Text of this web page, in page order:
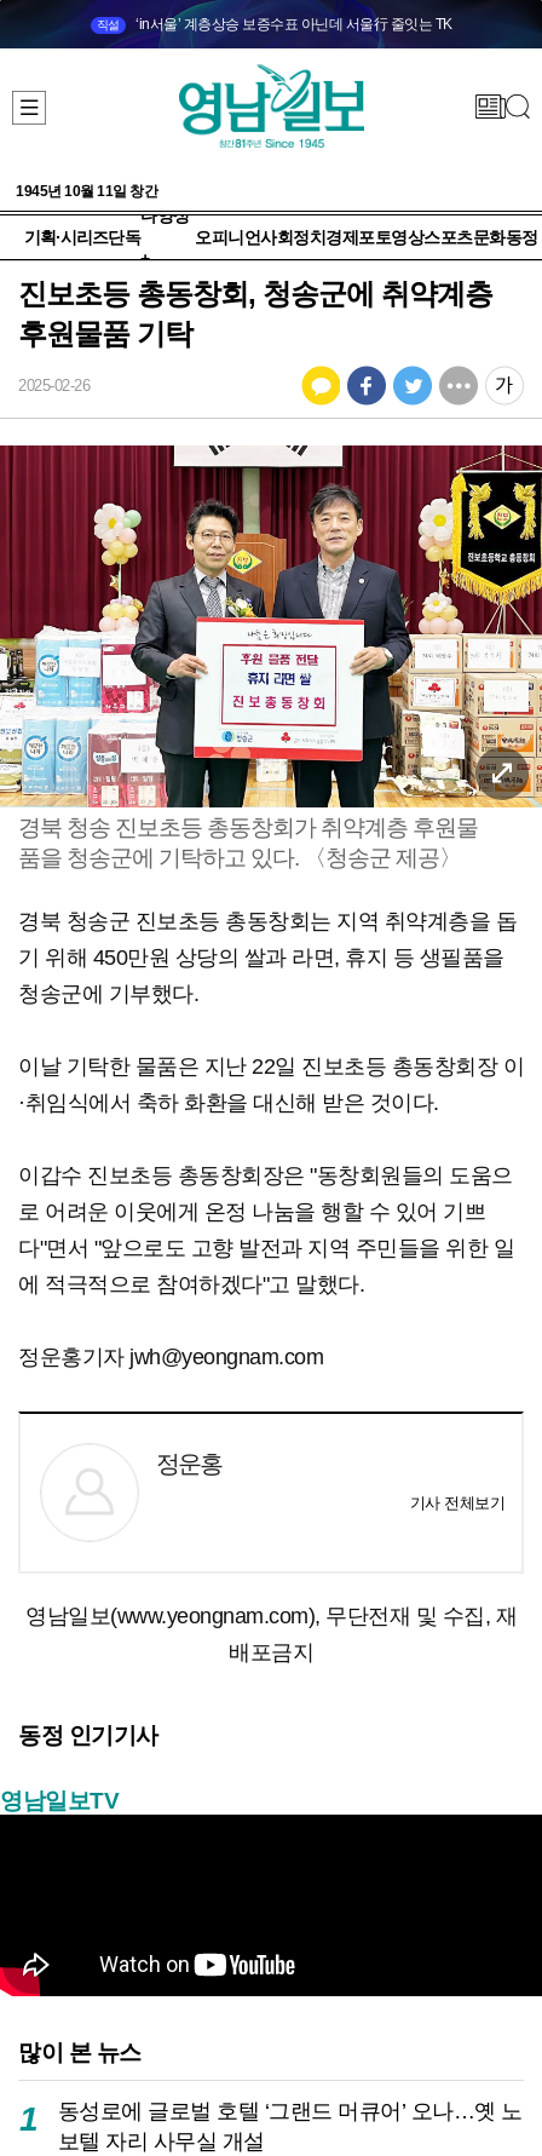
직설 ‘in서울’ 계층상승 보증수표 아닌데 서울行 줄잇는 TK
1945년 10월 11일 창간
기획·시리즈단독
다양성
+
오피니언사회정치 경제 포토영상스포츠문화동정
진보초등 총동창회, 청송군에 취약계층
후원물품 기탁
2025-02-26
경북 청송 진보초등 총동창회가 취약계층 후원물
품을 청송군에 기탁하고 있다. 〈청송군 제공〉
경북 청송군 진보초등 총동창회는 지역 취약계층을 돕
기 위해 450만원 상당의 쌀과 라면, 휴지 등 생필품을
청송군에 기부했다.
이날 기탁한 물품은 지난 22일 진보초등 총동창회장 이
·취임식에서 축하 화환을 대신해 받은 것이다.
이갑수 진보초등 총동창회장은 "동창회원들의 도움으
로 어려운 이웃에게 온정 나눔을 행할 수 있어 기쁘
다"면서 "앞으로도 고향 발전과 지역 주민들을 위한 일
에 적극적으로 참여하겠다"고 말했다.
정운홍기자 jwh@yeongnam.com
정운홍
기사 전체보기
영남일보(www.yeongnam.com), 무단전재 및 수집, 재
배포금지
동정 인기기사
영남일보TV
많이 본 뉴스
1
동성로에 글로벌 호텔 ‘그랜드 머큐어’ 오나…옛 노
보텔 자리 사무실 개설